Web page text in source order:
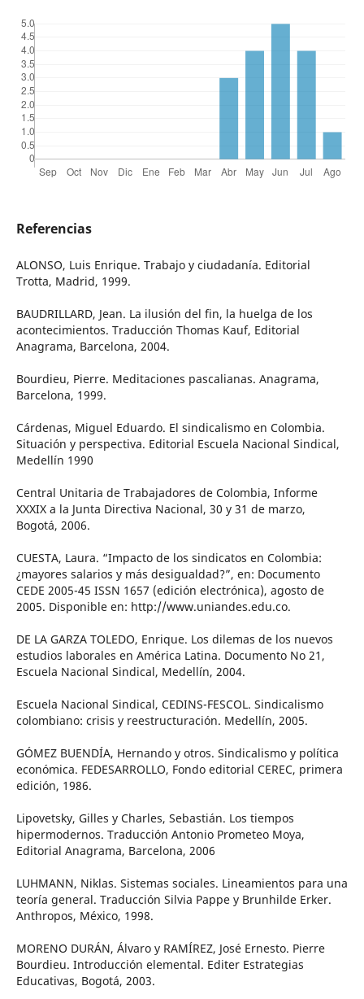
Referencias
ALONSO, Luis Enrique. Trabajo y ciudadanía. Editorial
Trotta, Madrid, 1999.
BAUDRILLARD, Jean. La ilusión del fin, la huelga de los
acontecimientos. Traducción Thomas Kauf, Editorial
Anagrama, Barcelona, 2004.
Bourdieu, Pierre. Meditaciones pascalianas. Anagrama,
Barcelona, 1999.
Cárdenas, Miguel Eduardo. El sindicalismo en Colombia.
Situación y perspectiva. Editorial Escuela Nacional Sindical,
Medellín 1990
Central Unitaria de Trabajadores de Colombia, Informe
XXXIX a la Junta Directiva Nacional, 30 y 31 de marzo,
Bogotá, 2006.
CUESTA, Laura. “Impacto de los sindicatos en Colombia:
¿mayores salarios y más desigualdad?”, en: Documento
CEDE 2005-45 ISSN 1657 (edición electrónica), agosto de
2005. Disponible en: http://www.uniandes.edu.co.
DE LA GARZA TOLEDO, Enrique. Los dilemas de los nuevos
estudios laborales en América Latina. Documento No 21,
Escuela Nacional Sindical, Medellín, 2004.
Escuela Nacional Sindical, CEDINS-FESCOL. Sindicalismo
colombiano: crisis y reestructuración. Medellín, 2005.
GÓMEZ BUENDÍA, Hernando y otros. Sindicalismo y política
económica. FEDESARROLLO, Fondo editorial CEREC, primera
edición, 1986.
Lipovetsky, Gilles y Charles, Sebastián. Los tiempos
hipermodernos. Traducción Antonio Prometeo Moya,
Editorial Anagrama, Barcelona, 2006
LUHMANN, Niklas. Sistemas sociales. Lineamientos para una
teoría general. Traducción Silvia Pappe y Brunhilde Erker.
Anthropos, México, 1998.
MORENO DURÁN, Álvaro y RAMÍREZ, José Ernesto. Pierre
Bourdieu. Introducción elemental. Editer Estrategias
Educativas, Bogotá, 2003.